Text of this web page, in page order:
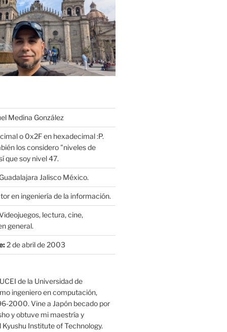
Medina González
o 0x2F en hexadecimal :P.
los considero "niveles de
que soy nivel 47.
Jalisco México.
en ingeniería de la información.
lectura, cine,
general.
2 de abril de 2003
de la Universidad de
ingeniero en computación,
2000. Vine a Japón becado por
y obtuve mi maestría y
Institute of Technology.